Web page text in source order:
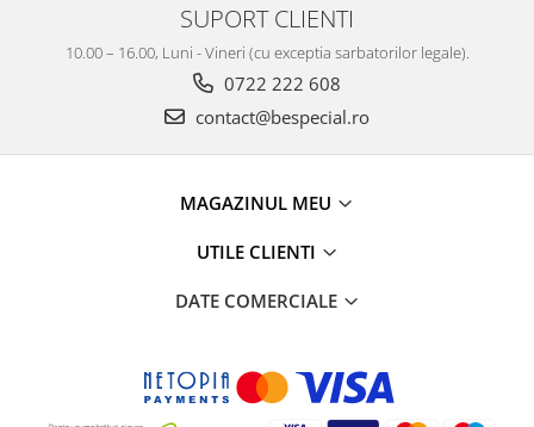
SUPORT CLIENTI
10.00 – 16.00, Luni - Vineri (cu exceptia sarbatorilor legale).
0722 222 608
contact@bespecial.ro
MAGAZINUL MEU
UTILE CLIENTI
DATE COMERCIALE